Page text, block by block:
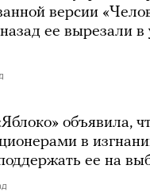
версии
ее вырезали в
объявила,
в
ее на